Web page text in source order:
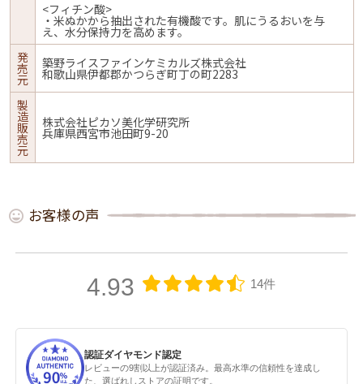
<フィチン酸>
・米ぬかから抽出された有機酸です。肌にうるおいを与
え、水分保持力を高めます。
発
売
元
築野ライスファインケミカルズ株式会社
和歌山県伊都郡かつらぎ町丁の町2283
製
造
販
売
元
株式会社ピカソ美化学研究所
兵庫県西宮市池田町9-20
お客様の声
4.93 14件
認証ダイヤモンド認定
レビューの9割以上が認証済み。最高水準の信頼性を達成し
た、選ばれしストアの証明です。